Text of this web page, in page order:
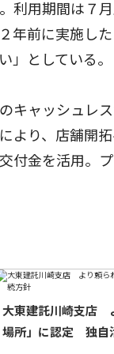
利用期間は７
年前に実施し
」としている。
キャッシュレ
より、店舗開
付金を活用。
大東建託川崎支店
場所」に認定 独自